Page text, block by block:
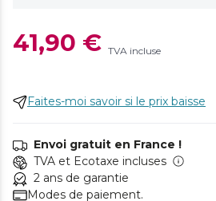
41,90 € TVA incluse
Faites-moi savoir si le prix baisse
Envoi gratuit en France !
TVA et Ecotaxe incluses
2 ans de garantie
Modes de paiement.